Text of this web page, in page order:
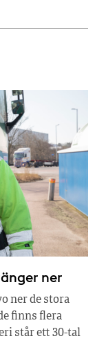
ner
ner de stora
finns flera
står ett 30-tal